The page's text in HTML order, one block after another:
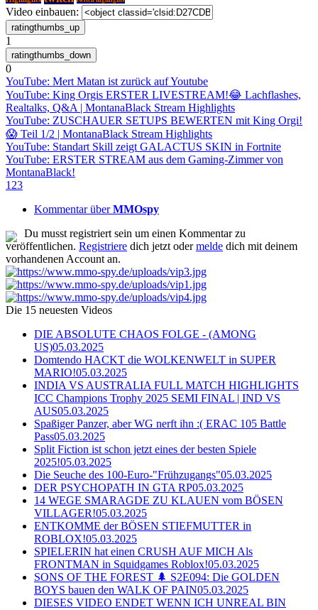
Video einbauen:
1
0
YouTube: Mert Matan ist zurück auf Youtube
YouTube: King Orgis ERSTER LIVESTREAM!😂 Lachflashes,
Realtalks, Q&A | MontanaBlack Stream Highlights
YouTube: ZUSCHAUER SETUPS BEWERTEN mit King Orgi!
😱 Teil 1/2 | MontanaBlack Stream Highlights
YouTube: Standart Skill zeigt GALACTUS SKIN in Fortnite
YouTube: ERSTER STREAM aus dem Gaming-Zimmer von
MontanaBlack!
1 23
Kommentar überMMOspy
Du musst registriert sein um einen Kommentar zu
veröffentlichen. Registriere dich jetzt odermelde dich mit deinem
vorhandenen Account an.
Die 15 neuesten Videos
DIE ABSOLUTE CHAOS FOLGE - (AMONG
US)05.03.2025
Domtendo HACKT die WOLKENWELT in SUPER
MARIO!05.03.2025
INDIA VS AUSTRALIA FULL MATCH HIGHLIGHTS
ICC Champions Trophy 2025 SEMI FINAL | IND VS
AUS05.03.2025
Spaßiger Panzer, aber WG nerft ihn :( ERAC 105 Battle
Pass05.03.2025
Split Fiction ist schon jetzt eines der besten Spiele
2025!05.03.2025
Die Seuche des 100-Euro-"Frühzugangs"05.03.2025
DER PSYCHOPATH IN GTA RP05.03.2025
14 WEGE SMARAGDE ZU KLAUEN vom BÖSEN
VILLAGER!05.03.2025
ENTKOMME der BÖSEN STIEFMUTTER in
ROBLOX!05.03.2025
SPIELERIN hat einen CRUSH AUF MICH Als
FRONTMAN in Squidgames Roblox!05.03.2025
SONS OF THE FOREST 🌲 S2E094: Die GOLDEN
BOYS bauen den WALK OF PAIN05.03.2025
DIESES VIDEO ENDET WENN ICH UNREAL BIN